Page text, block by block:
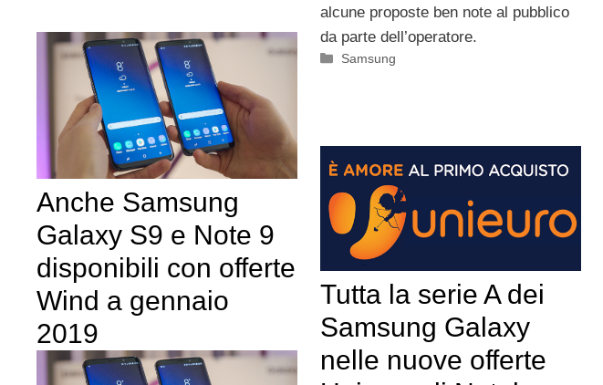
alcune proposte ben note al pubblico
da parte dell’operatore.
Categorie
Samsung
Anche Samsung
Galaxy S9 e Note 9
disponibili con offerte
Wind a gennaio
2019
Tutta la serie A dei
Samsung Galaxy
nelle nuove offerte